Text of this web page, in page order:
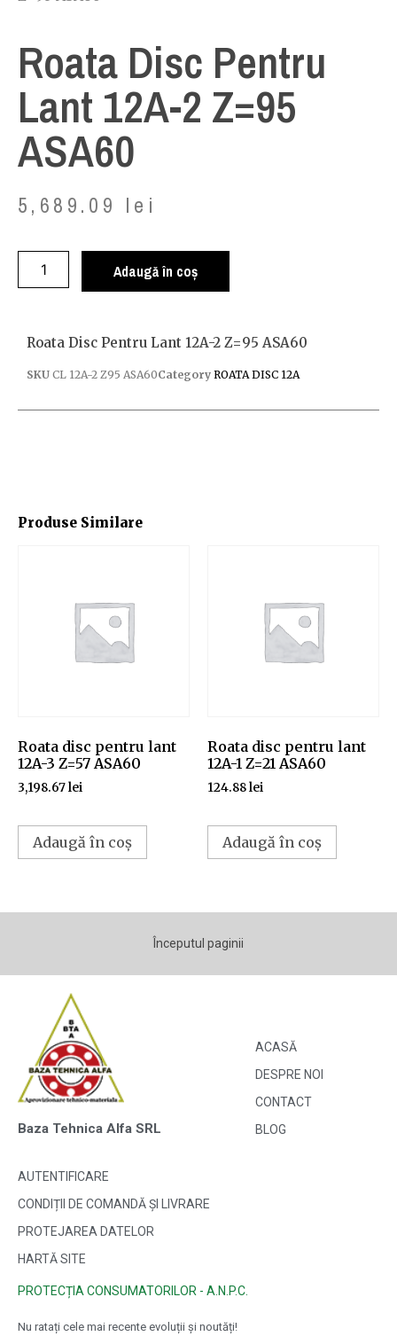
Roata Disc Pentru
Lant 12A-2 Z=95
ASA60
5,689.09 lei
Adaugă în coș
Produse Similare
Roata disc pentru lant
12A-3 Z=57 ASA60
3,198.67lei
Adaugă în coș
Roata disc pentru lant
12A-1 Z=21 ASA60
124.88lei
Adaugă în coș
Roata Disc Pentru Lant 12A-2 Z=95 ASA60
SKU CL 12A-2 Z95 ASA60Category ROATA DISC 12A
Începutul paginii
Baza Tehnica Alfa SRL
ACASĂ
DESPRE NOI
CONTACT
BLOG
AUTENTIFICARE
CONDIȚII DE COMANDĂ ȘI LIVRARE
PROTEJAREA DATELOR
HARTĂ SITE
PROTECȚIA CONSUMATORILOR - A.N.P.C.
Nu ratați cele mai recente evoluții și noutăți!